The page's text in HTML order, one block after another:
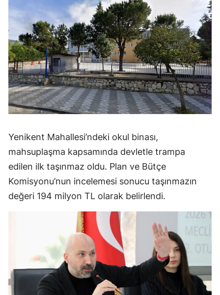
Yenikent Mahallesi’ndeki okul binası,
mahsuplaşma kapsamında devletle trampa
edilen ilk taşınmaz oldu. Plan ve Bütçe
Komisyonu’nun incelemesi sonucu taşınmazın
değeri 194 milyon TL olarak belirlendi.